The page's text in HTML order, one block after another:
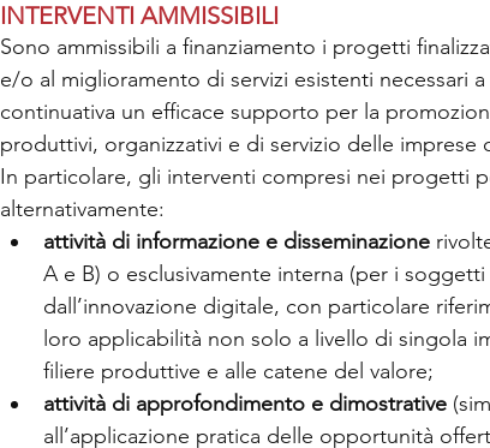
INTERVENTI AMMISSIBILI
Sono ammissibili a finanziamento i progetti
e/o al miglioramento di servizi esistenti necessari
continuativa un efficace supporto per la
produttivi, organizzativi e di servizio delle imprese
In particolare, gli interventi compresi nei progetti
alternativamente:
attività di informazione e disseminazione
A e B) o esclusivamente interna (per i
dall’innovazione digitale, con particolare
loro applicabilità non solo a livello di singola
filiere produttive e alle catene del valore;
attività di approfondimento e dimostrative
all’applicazione pratica delle opportunità